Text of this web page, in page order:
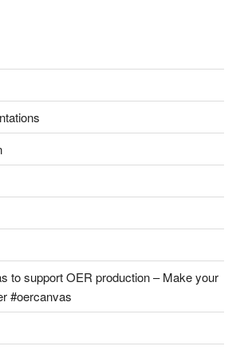
to support OER production – Make your
#oercanvas